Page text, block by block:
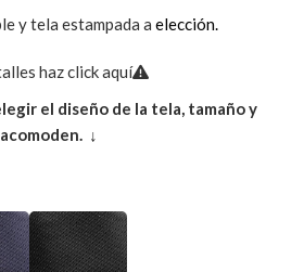
y tela estampada a elección.
haz click aquí
el diseño de la tela, tamaño y
↓